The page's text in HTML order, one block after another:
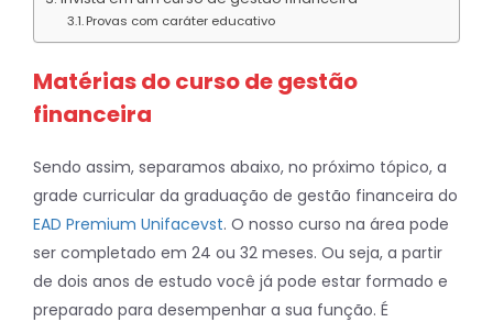
Provas com caráter educativo
Matérias do curso de gestão
financeira
Sendo assim, separamos abaixo, no próximo tópico, a
grade curricular da graduação de gestão financeira do
EAD Premium Unifacevst. O nosso curso na área pode
ser completado em 24 ou 32 meses. Ou seja, a partir
de dois anos de estudo você já pode estar formado e
preparado para desempenhar a sua função. É